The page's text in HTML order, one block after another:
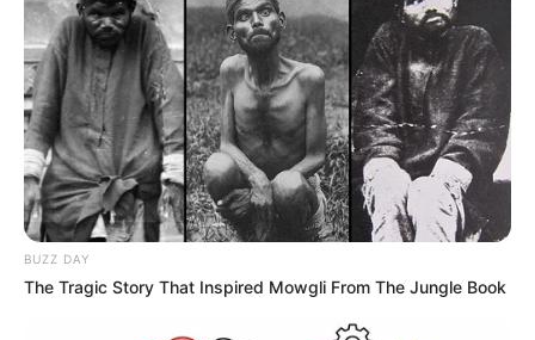
BUZZ DAY
The Tragic Story That Inspired Mowgli From The Jungle Book